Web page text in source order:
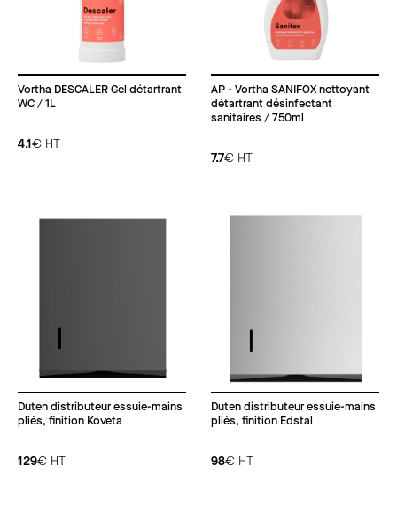
Vortha DESCALER Gel détartrant
WC / 1L
4.1€ HT
AP - Vortha SANIFOX nettoyant
détartrant désinfectant
sanitaires / 750ml
7.7€ HT
Duten distributeur essuie-mains
pliés, finition Koveta
129€ HT
Duten distributeur essuie-mains
pliés, finition Edstal
98€ HT